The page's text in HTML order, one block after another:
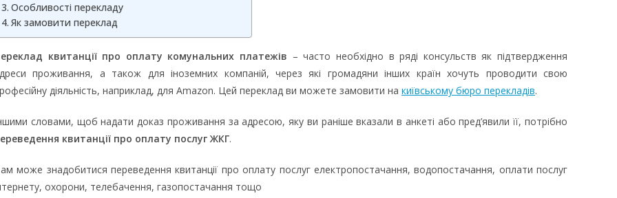
Особливості перекладу
Як замовити переклад
квитанції про оплату комунальних платежів – часто необхідно в ряді консульств як підтвердження
проживання, а також для іноземних компаній, через які громадяни інших країн хочуть проводити свою
діяльність, наприклад, для Amazon. Цей переклад ви можете замовити на київському бюро перекладів.
словами, щоб надати доказ проживання за адресою, яку ви раніше вказали в анкеті або пред’явили її, потрібно
квитанції про оплату послуг ЖКГ.
може знадобитися переведення квитанції про оплату послуг електропостачання, водопостачання, оплати послуг
охорони, телебачення, газопостачання тощо